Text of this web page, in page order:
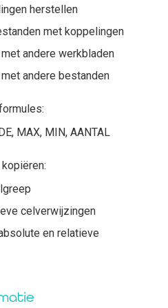
herstellen
met koppelingen
andere werkbladen
andere bestanden
MAX, MIN, AANTAL
celverwijzingen
en relatieve